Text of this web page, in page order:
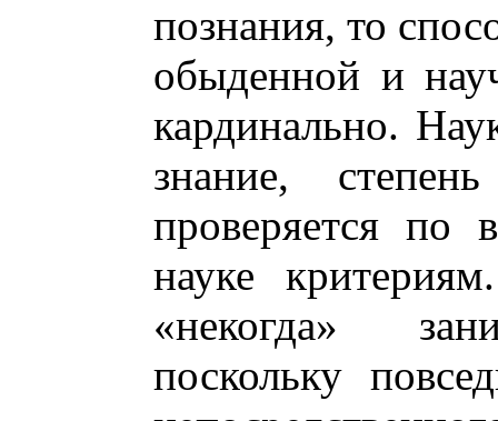
познания, то
обыденной и
кардинально.
знание,
проверяется по
науке
«некогда»
поскольку